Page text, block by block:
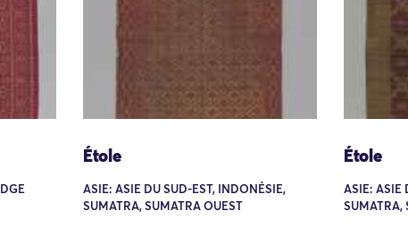
Étole
ASIE: ASIE DU SUD-EST, INDONÉSIE,
SUMATRA, SUMATRA OUEST
Étole
ASIE: ASIE
SUMATRA,